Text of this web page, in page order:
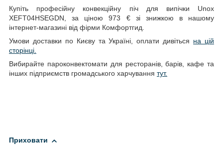
Купіть професійну конвекційну піч для випічки Unox
XEFT04HSEGDN, за ціною 973 € зі знижкою в нашому
інтернет-магазині від фірми Комфортгид.
Умови доставки по Києву та Україні, оплати дивіться на цій
сторінці.
Вибирайте пароконвектомати для ресторанів, барів, кафе та
інших підприємств громадського харчування тут.
Приховати